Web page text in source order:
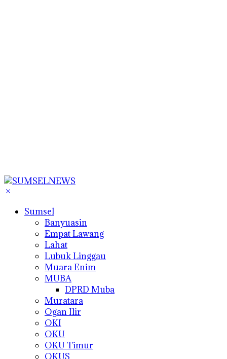
Sumsel
Banyuasin
Empat Lawang
Lahat
Lubuk Linggau
Muara Enim
MUBA
DPRD Muba
Muratara
Ogan Ilir
OKI
OKU
OKU Timur
OKUS